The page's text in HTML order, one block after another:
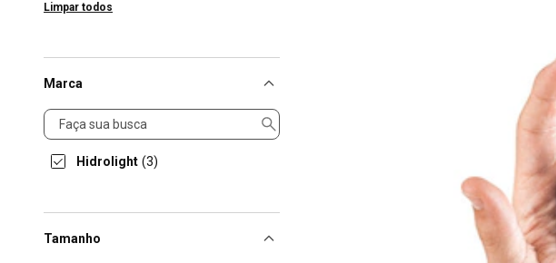
Limpar todos
Marca
Marca
Hidrolight (3)
Tamanho